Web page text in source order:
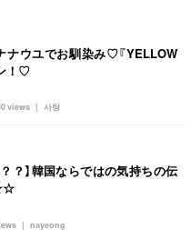
スメ
사랑
views
ナウユでお馴染み♡『YELLOW
！♡
nayeong
？】韓国ならではの気持ちの伝